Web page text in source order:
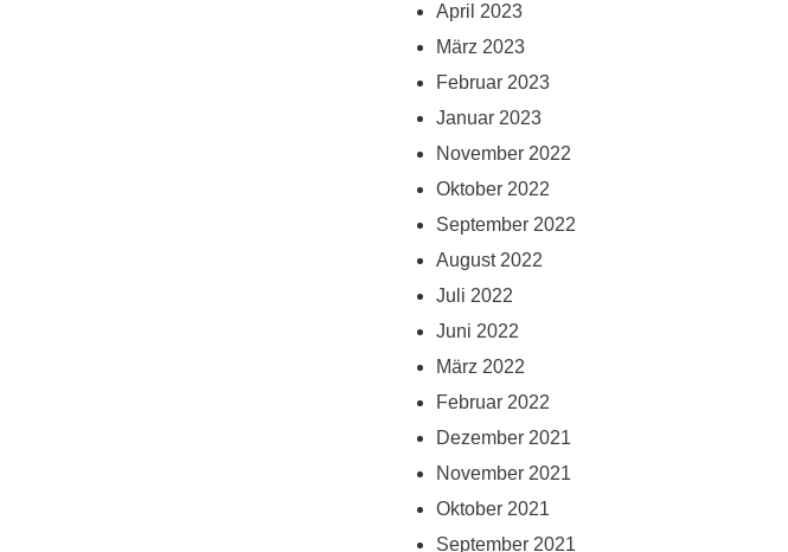
April 2023
März 2023
Februar 2023
Januar 2023
November 2022
Oktober 2022
September 2022
August 2022
Juli 2022
Juni 2022
März 2022
Februar 2022
Dezember 2021
November 2021
Oktober 2021
September 2021